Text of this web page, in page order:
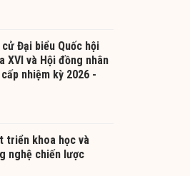
cử Đại biểu Quốc hội
XVI và Hội đồng nhân
nhiệm kỳ 2026 -
triển khoa học và
nghệ chiến lược